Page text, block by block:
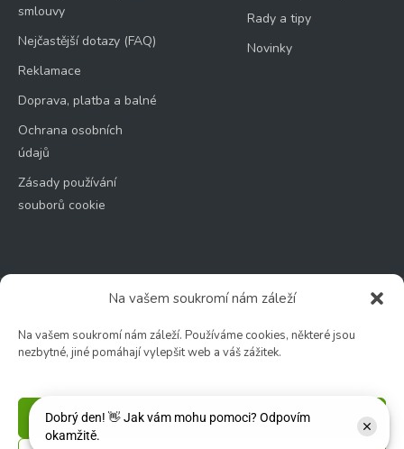
Na vašem soukromí nám záleží
Na vašem soukromí nám záleží. Používáme cookies, některé jsou
nezbytné, jiné pomáhají vylepšit web a váš zážitek.
Příjmout
smlouvy
Nejčastější dotazy (FAQ)
Reklamace
Doprava, platba a balné
Ochrana osobních
údajů
Zásady používání
souborů cookie
Rady a tipy
Novinky
🕑 Po – Čt: 9:00 – 17:00
🕑 Pá – So: 9:00 – 18:00
Květinářství